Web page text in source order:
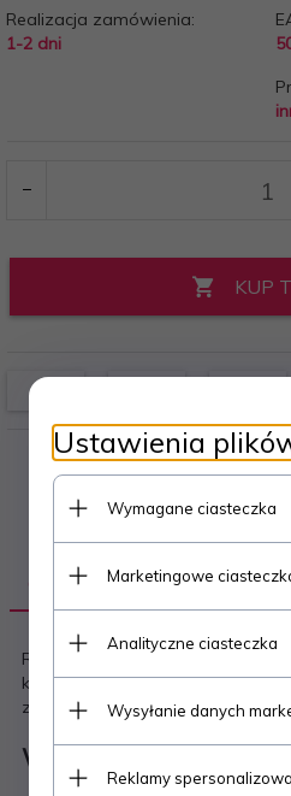
Realizacja zamówienia:
1-2 dni
KUP
OPIS PRODUKTU
Rewelacyjna zabawka, która
każdemu dziecku. Dzięki
zawsze będzie bezpieczna!
W zestawie:
Ustawienia
Wymagane ciasteczka
Marketingowe
Analityczne ciasteczka
Wysyłanie danych
Reklamy